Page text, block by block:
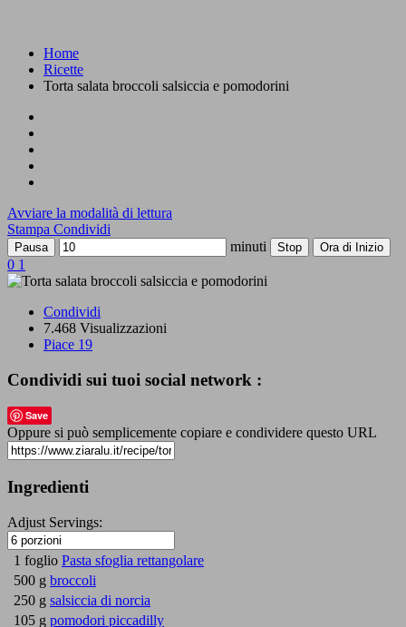
Home
Ricette
Torta salata broccoli salsiccia e pomodorini
Avviare la modalità di lettura
Stampa Condividi
Pausa minuti Stop Ora di Inizio
0 1
Condividi
7.468 Visualizzazioni
Piace 19
Condividi sui tuoi social network :
Save
Oppure si può semplicemente copiare e condividere questo URL
Ingredienti
Adjust Servings:
1 foglio Pasta sfoglia rettangolare
500 g broccoli
250 g salsiccia di norcia
105 g pomodori piccadilly